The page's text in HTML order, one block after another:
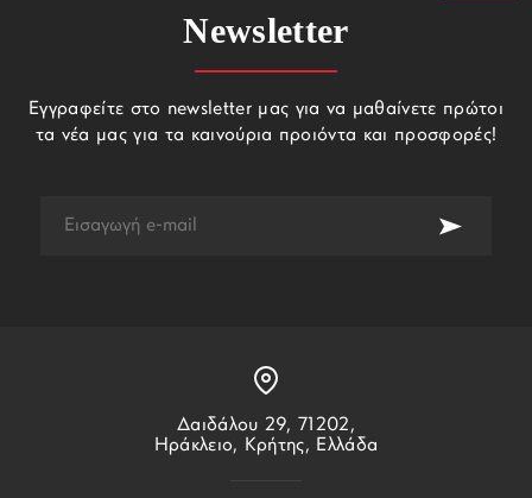
Δαιδάλου 29, 71202,
Ηράκλειο, Κρήτης, Ελλάδα
Newsletter
Εγγραφείτε στο newsletter μας για να μαθαίνετε πρώτοι
τα νέα μας για τα καινούρια προιόντα και προσφορές!